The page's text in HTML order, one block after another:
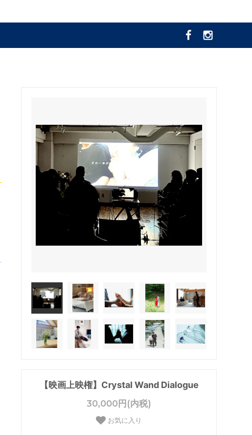
【映画上映権】Crystal Wand Dialogue
30,000円(内税)
お気に入り